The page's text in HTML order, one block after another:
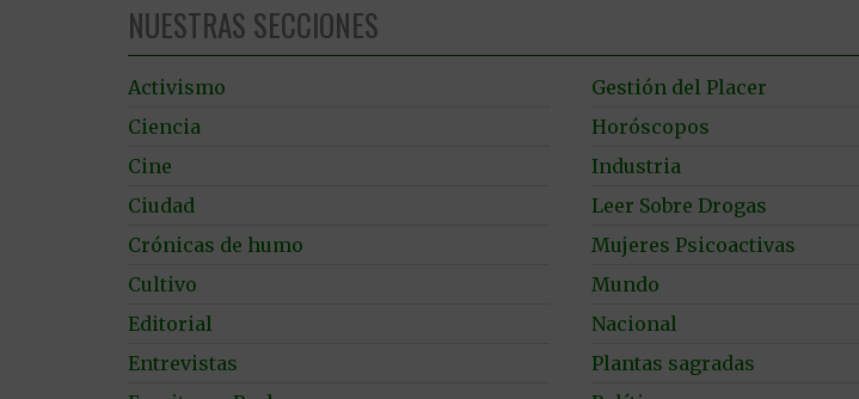
NUESTRAS SECCIONES
Activismo
Ciencia
Cine
Ciudad
Crónicas de humo
Cultivo
Editorial
Entrevistas
Gestión del Placer
Horóscopos
Industria
Leer Sobre Drogas
Mujeres Psicoactivas
Mundo
Nacional
Plantas sagradas